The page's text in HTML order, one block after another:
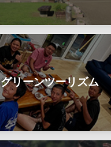
グリーンツーリズム